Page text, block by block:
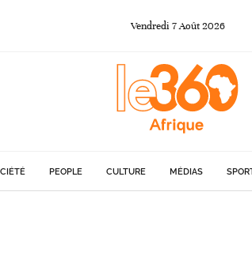
Vendredi 7Août 2026
PEOPLE CULTURE MÉDIAS